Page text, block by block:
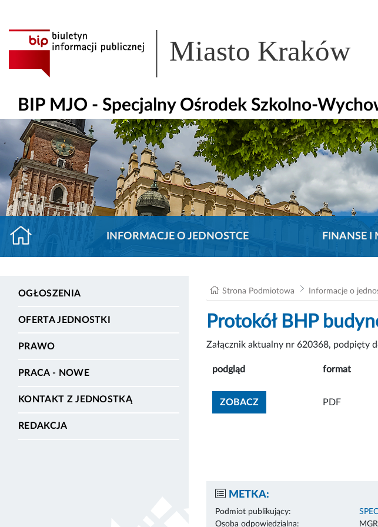
Miasto Kraków
BIP MJO - Specjalny Ośrodek Szkolno-
INFORMACJE O JEDNOSTCE FINANSE I
OGŁOSZENIA
OFERTA JEDNOSTKI
PRAWO
PRACA - NOWE
KONTAKT Z JEDNOSTKĄ
REDAKCJA
Strona Podmiotowa Informacje o
Protokół BHP
Załącznik aktualny nr 620368, podpięty
podgląd format
ZOBACZZOBACZ ZAŁĄCZNIK
PDF
METKA:
Podmiot publikujący:
Osoba odpowiedzialna: